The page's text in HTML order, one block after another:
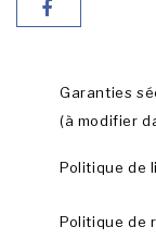
Garanties
(à modifier
Politique de
Politique de